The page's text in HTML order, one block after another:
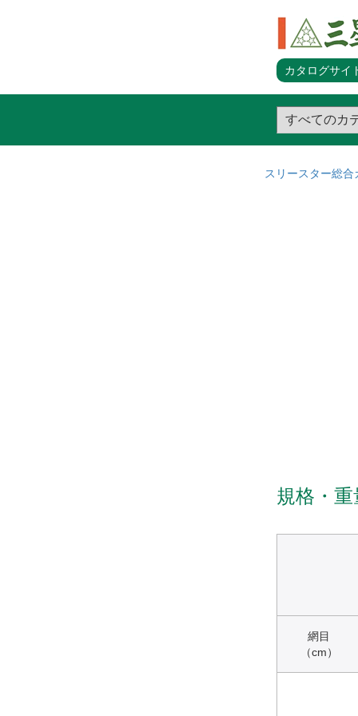
カタログサイ
スリースター総合
規格・
網目
（cm）